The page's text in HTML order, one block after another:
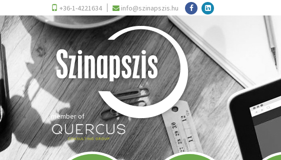
+36-1-4221634 info@szinapszis.hu
member of